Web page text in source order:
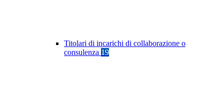
Titolari di incarichi di collaborazione o
consulenza 19